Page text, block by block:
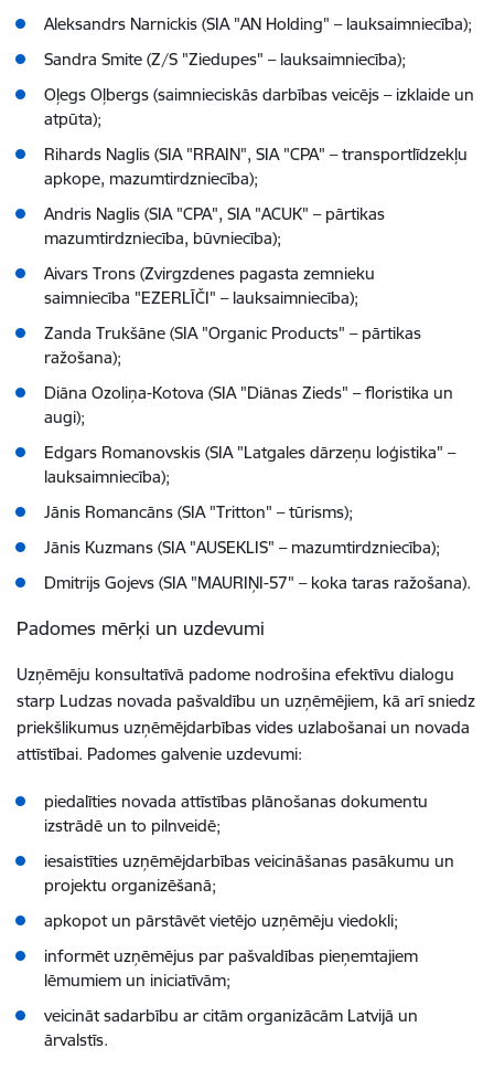
Aleksandrs Narnickis (SIA "AN Holding" – lauksaimniecība);
Sandra Smite (Z/S "Ziedupes" – lauksaimniecība);
Oļegs Oļbergs (saimnieciskās darbības veicējs – izklaide un
atpūta);
Rihards Naglis (SIA "RRAIN", SIA "CPA" – transportlīdzekļu
apkope, mazumtirdzniecība);
Andris Naglis (SIA "CPA", SIA "ACUK" – pārtikas
mazumtirdzniecība, būvniecība);
Aivars Trons (Zvirgzdenes pagasta zemnieku
saimniecība "EZERLĪČI" – lauksaimniecība);
Zanda Trukšāne (SIA "Organic Products" – pārtikas
ražošana);
Diāna Ozoliņa-Kotova (SIA "Diānas Zieds" – floristika un
augi);
Edgars Romanovskis (SIA "Latgales dārzeņu loģistika" –
lauksaimniecība);
Jānis Romancāns (SIA "Tritton" – tūrisms);
Jānis Kuzmans (SIA "AUSEKLIS" – mazumtirdzniecība);
Dmitrijs Gojevs (SIA "MAURIŅI-57" – koka taras ražošana).
Padomes mērķi un uzdevumi
Uzņēmēju konsultatīvā padome nodrošina efektīvu dialogu
starp Ludzas novada pašvaldību un uzņēmējiem, kā arī sniedz
priekšlikumus uzņēmējdarbības vides uzlabošanai un novada
attīstībai. Padomes galvenie uzdevumi:
piedalīties novada attīstības plānošanas dokumentu
izstrādē un to pilnveidē;
iesaistīties uzņēmējdarbības veicināšanas pasākumu un
projektu organizēšanā;
apkopot un pārstāvēt vietējo uzņēmēju viedokli;
informēt uzņēmējus par pašvaldības pieņemtajiem
lēmumiem un iniciatīvām;
veicināt sadarbību ar citām organizācām Latvijā un
ārvalstīs.